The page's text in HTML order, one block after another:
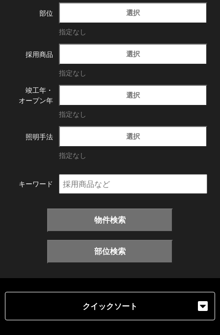
部位 選択
指定なし
採用商品 選択
指定なし
竣工年・
オープン年
選択
指定なし
照明手法 選択
指定なし
キーワード
物件検索
部位検索
クイックソート